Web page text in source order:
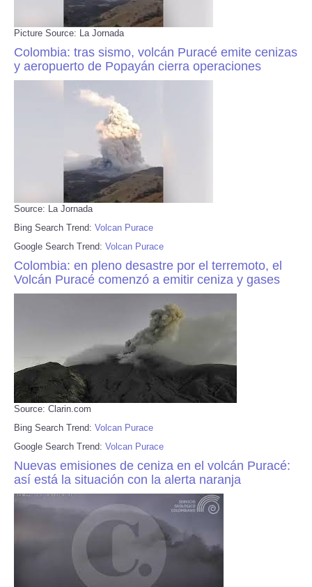
Picture Source: La Jornada
Colombia: tras sismo, volcán Puracé emite cenizas
y aeropuerto de Popayán cierra operaciones
Source: La Jornada
Bing Search Trend: Volcan Purace
Google Search Trend: Volcan Purace
Colombia: en pleno desastre por el terremoto, el
Volcán Puracé comenzó a emitir ceniza y gases
Source: Clarin.com
Bing Search Trend: Volcan Purace
Google Search Trend: Volcan Purace
Nuevas emisiones de ceniza en el volcán Puracé:
así está la situación con la alerta naranja